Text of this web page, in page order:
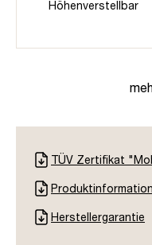
Höhenverstellbar
TÜV Zertifikat
Produktinformation
Herstellergarantie